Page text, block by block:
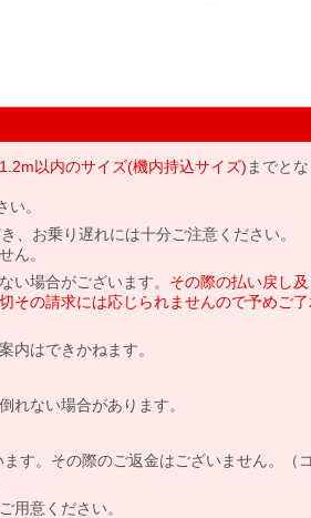
以内のサイズ(機内持込サイズ) までと
い。
、お乗り遅れには十分ご注意ください。
ん。
い場合がございます。 その際の払い戻し及
その請求には応じられませんので予めご
内はできかねます。
れない場合があります。
す。その際のご返金はございません。（
用意ください。